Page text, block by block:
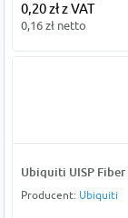
0,20 zł z VAT
0,16 zł netto
Ubiquiti UISP
Producent: Ubiquiti